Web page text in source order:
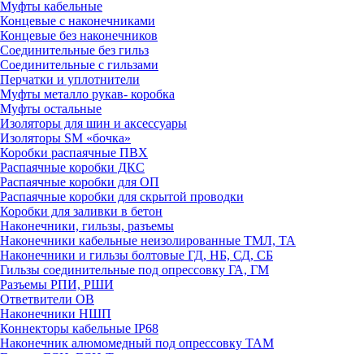
Муфты кабельные
Концевые с наконечниками
Концевые без наконечников
Соединительные без гильз
Соединительные с гильзами
Перчатки и уплотнители
Муфты металло рукав- коробка
Муфты остальные
Изоляторы для шин и аксессуары
Изоляторы SM «бочка»
Коробки распаячные ПВХ
Распаячные коробки ДКС
Распаячные коробки для ОП
Распаячные коробки для скрытой проводки
Коробки для заливки в бетон
Наконечники, гильзы, разъемы
Наконечники кабельные неизолированные ТМЛ, ТА
Наконечники и гильзы болтовые ГД, НБ, СД, СБ
Гильзы соединительные под опрессовку ГА, ГМ
Разъемы РПИ, РШИ
Ответвители ОВ
Наконечники НШП
Коннекторы кабельные IP68
Наконечник алюмомедный под опрессовку ТАМ